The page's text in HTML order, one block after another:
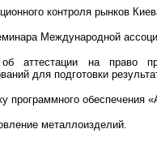
контроля рынков
Международной
аттестации на право
для подготовки
программного обеспечения
металлоизделий.